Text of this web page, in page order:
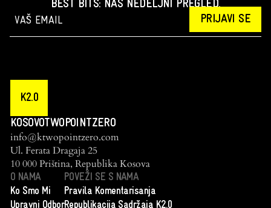
BEST BITS: NAŠ NEDELJNI PREGLED.
PRIJAVI SE
K2.0
KOSOVOTWOPOINTZERO
info@ktwopointzero.com
Ul. Ferata Dragaja 25
10 000 Priština, Republika Kosova
O NAMA
Ko Smo Mi
Upravni Odbor
POVEŽI SE S NAMA
Pravila Komentarisanja
Republikacija Sadržaja K2.0